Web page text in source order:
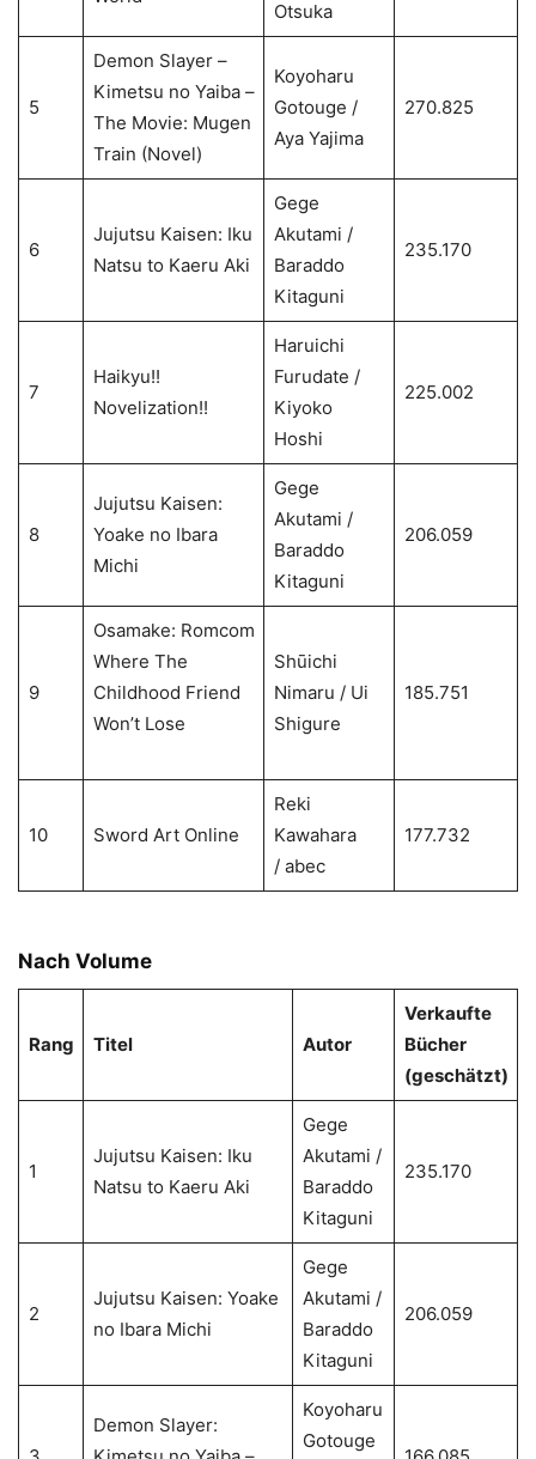
Otsuka
5
Demon Slayer –
Kimetsu no Yaiba –
The Movie: Mugen
Train (Novel)
Koyoharu
Gotouge /
Aya Yajima
270.825
6
Jujutsu Kaisen: Iku
Natsu to Kaeru Aki
Gege
Akutami /
Baraddo
Kitaguni
235.170
7
Haikyu!!
Novelization!!
Haruichi
Furudate /
Kiyoko
Hoshi
225.002
8
Jujutsu Kaisen:
Yoake no Ibara
Michi
Gege
Akutami /
Baraddo
Kitaguni
206.059
9
Osamake: Romcom
Where The
Childhood Friend
Won’t Lose
Shūichi
Nimaru / Ui
Shigure
185.751
10 Sword Art Online
Reki
Kawahara
/ abec
177.732
Nach Volume
Rang Titel Autor
Verkaufte
Bücher
(geschätzt)
1
Jujutsu Kaisen: Iku
Natsu to Kaeru Aki
Gege
Akutami /
Baraddo
Kitaguni
235.170
2
Jujutsu Kaisen: Yoake
no Ibara Michi
Gege
Akutami /
Baraddo
Kitaguni
206.059
Demon Slayer:
Koyoharu
Gotouge